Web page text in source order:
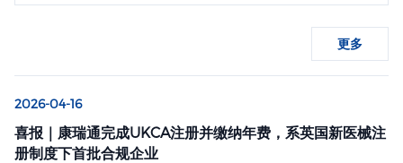
更多
2026-04-16
喜报｜康瑞通完成UKCA注册并缴纳年费，系英国新医械注
册制度下首批合规企业